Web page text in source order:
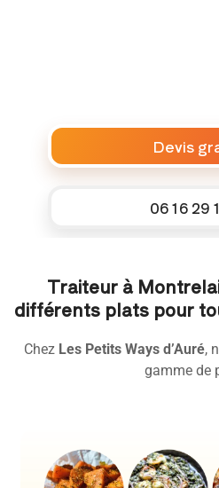
Devis
06 16 29
Traiteur à
différents plats pour
Chez Les Petits Ways d’Auré,
gamme de